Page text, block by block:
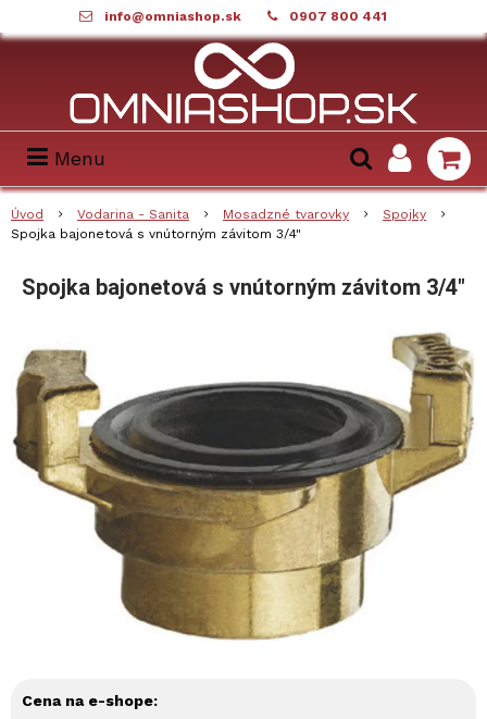
info@omniashop.sk 0907 800 441
Menu
Úvod Vodarina - Sanita Mosadzné tvarovky
Spojky
Spojka bajonetová s vnútorným závitom 3/4"
Spojka bajonetová s vnútorným závitom 3/4"
Cena na e-shope: